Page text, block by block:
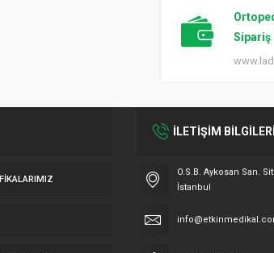
Sipariş
İLETİŞİM BİLGİLERİ
O.S.B. Aykosan San.
İstanbul